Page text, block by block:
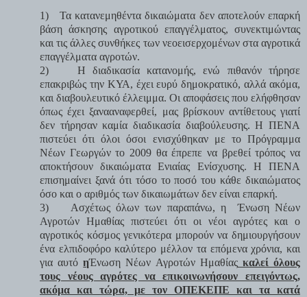
1)
Τα κατανεμηθέντα δικαιώματα δεν αποτελούν επαρκή
βάση άσκησης αγροτικού επαγγέλματος, συνεκτιμώντας
και τις άλλες συνθήκες των νεοεισερχομένων στα αγροτικά
επαγγέλματα αγροτών.
2)
Η διαδικασία κατανομής, ενώ πιθανόν τήρησε
επακριβώς την ΚΥΑ, έχει ευρύ δημοκρατικό, αλλά ακόμα,
και διαβουλευτικό έλλειμμα. Οι αποφάσεις που ελήφθησαν
όπως έχει ξανααναφερθεί, μας βρίσκουν αντίθετους γιατί
δεν τήρησαν καμία διαδικασία διαβούλευσης. Η ΠΕΝΑ
πιστεύει ότι όλοι όσοι ενισχύθηκαν με το Πρόγραμμα
Νέων Γεωργών το 2009 θα έπρεπε να βρεθεί τρόπος να
αποκτήσουν δικαιώματα Ενιαίας Ενίσχυσης. Η ΠΕΝΑ
επισημαίνει ξανά ότι τόσο το ποσό του κάθε δικαιώματος
όσο και ο αριθμός των δικαιωμάτων δεν είναι επαρκή.
3)
Ασχέτως όλων των παραπάνω, η Ένωση Νέων
Αγροτών Ημαθίας πιστεύει ότι οι νέοι αγρότες και ο
αγροτικός κόσμος γενικότερα μπορούν να δημιουργήσουν
ένα ελπιδοφόρο καλύτερο μέλλον τα επόμενα χρόνια, και
για αυτόηΈνωση Νέων Αγροτών Ημαθίαςκαλεί όλους
τους νέους αγρότες να επικοινωνήσουν επειγόντως,
ακόμα και τώρα, με τον ΟΠΕΚΕΠΕ και τα κατά